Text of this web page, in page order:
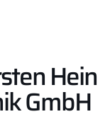
Hein
GmbH